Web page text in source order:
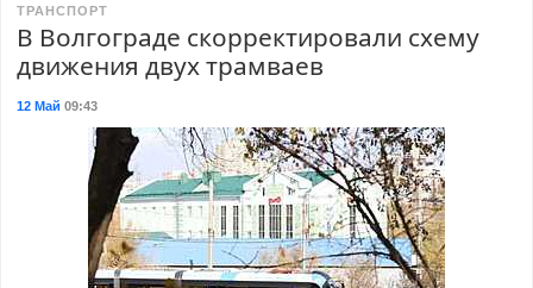
ТРАНСПОРТ
В Волгограде скорректировали схему
движения двух трамваев
12 Май 09:43